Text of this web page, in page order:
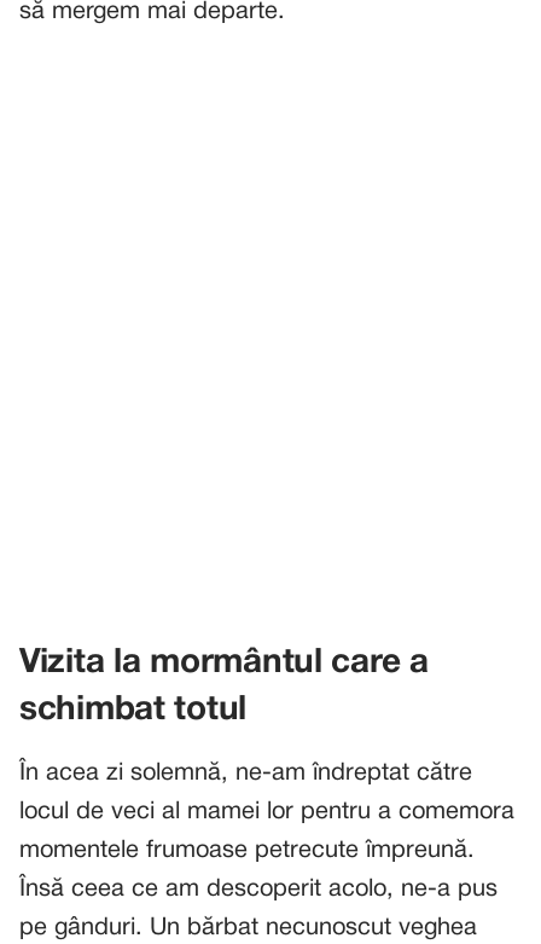
să mergem mai departe.
Vizita la mormântul care a
schimbat totul
În acea zi solemnă, ne-am îndreptat către
locul de veci al mamei lor pentru a comemora
momentele frumoase petrecute împreună.
Însă ceea ce am descoperit acolo, ne-a pus
pe gânduri. Un bărbat necunoscut veghea